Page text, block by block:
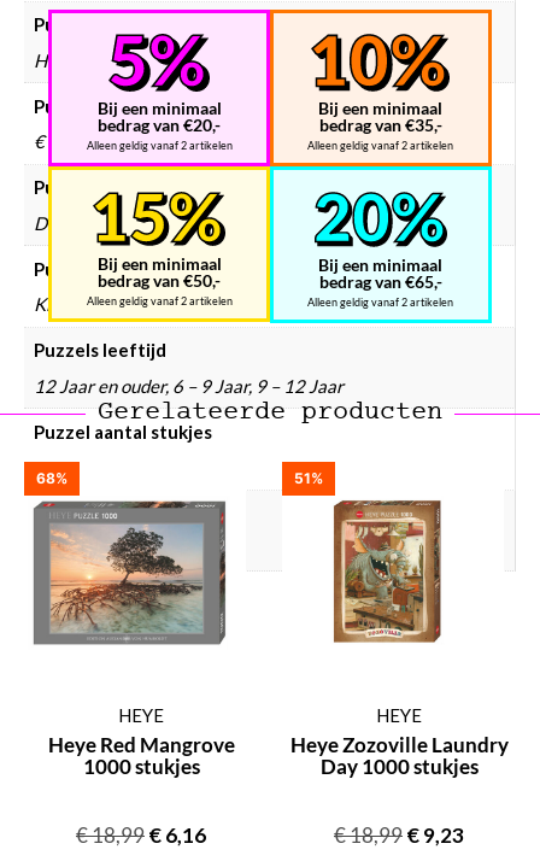
Puzzels merken
Heye
Puzzels prijsklasse
€ 25 – € 50
Puzzels collectie
Dieren
Puzzels doelgroep
Kinderen, Volwassenen
Puzzels leeftijd
12 Jaar en ouder, 6 – 9 Jaar, 9 – 12 Jaar
Puzzel aantal stukjes
2000 stukjes
Puzzel gewicht
1320 gram
Bij een minimaal
bedrag van €20,-
Alleen geldig vanaf 2 artikelen
Bij een minimaal
bedrag van €35,-
Alleen geldig vanaf 2 artikelen
Bij een minimaal
bedrag van €50,-
Alleen geldig vanaf 2 artikelen
Bij een minimaal
bedrag van €65,-
Alleen geldig vanaf 2 artikelen
Gerelateerde producten
68%
HEYE
Heye Red Mangrove
1000 stukjes
€18,99€6,16
51%
HEYE
Heye Zozoville Laundry
Day 1000 stukjes
€18,99€9,23